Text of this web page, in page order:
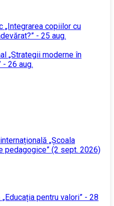
„Integrarea copiilor cu
- 25 aug.
„Strategii moderne în
- 26 aug.
„Școala
(2 sept. 2026)
pentru valori” - 28